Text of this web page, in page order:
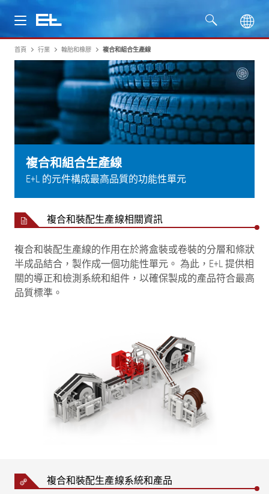
產品
行業
服務
公司
首頁 行業 輪胎和橡膠 複合和組合生產線
複合和組合生產線
E+L 的元件構成最高品質的功能性單元
複合和裝配生產線相關資訊
複合和裝配生產線的作用在於將盒裝或卷裝的分層和條狀
半成品結合，製作成一個功能性單元。 為此，E+L 提供相
關的導正和檢測系統和組件，以確保製成的產品符合最高
品質標準。
複合和裝配生產線系統和產品